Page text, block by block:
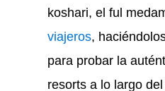
koshari, el ful
viajeros,
para probar la
resorts a lo largo